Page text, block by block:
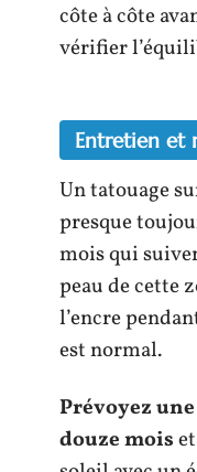
côte à côte
vérifier
Entretien et
Un tatouage
presque
mois qui
peau de cette
l’encre
est normal.
Prévoyez
douze mois